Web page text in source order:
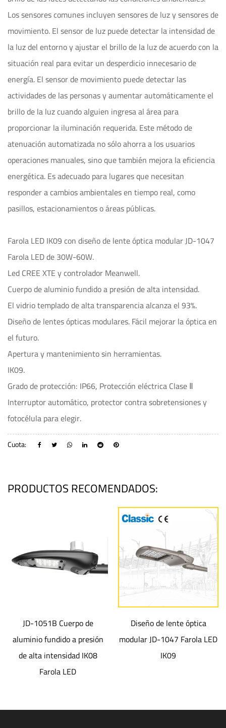
Los sensores comunes incluyen sensores de luz y sensores de
movimiento. El sensor de luz puede detectar la intensidad de
la luz del entorno y ajustar el brillo de la luz de acuerdo con la
situación real para evitar un desperdicio innecesario de
energía. El sensor de movimiento puede detectar las
actividades de las personas y aumentar automáticamente el
brillo de la luz cuando alguien ingresa al área para
proporcionar la iluminación requerida. Este método de
atenuación automatizada no sólo ahorra a los usuarios
operaciones manuales, sino que también mejora la eficiencia
energética. Es adecuado para lugares que necesitan
responder a cambios ambientales en tiempo real, como
pasillos, estacionamientos o áreas públicas.
Farola LED IK09 con diseño de lente óptica modular JD-1047
Farola LED de 30W-60W.
Led CREE XTE y controlador Meanwell.
Cuerpo de aluminio fundido a presión de alta intensidad.
El vidrio templado de alta transparencia alcanza el 93%.
Diseño de lentes ópticas modulares. Fácil mejorar la óptica en
el futuro.
Apertura y mantenimiento sin herramientas.
IK09.
Grado de protección: IP66, Protección eléctrica Clase Ⅱ
Interruptor automático, protector contra sobretensiones y
fotocélula para elegir.
Cuota:
PRODUCTOS RECOMENDADOS:
JD-1051B Cuerpo de
aluminio fundido a presión
de alta intensidad IK08
Farola LED
Diseño de lente óptica
modular JD-1047 Farola LED
IK09